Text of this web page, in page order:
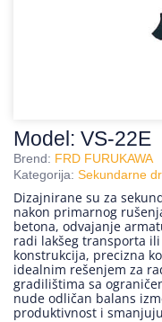
Model: VS-22E
Brend: FRD FURUKAWA
Kategorija: Sekundarne
Dizajnirane su za
nakon primarnog
betona, odvajanje
radi lakšeg transporta
konstrukcija, precizna
idealnim rešenjem za
gradilištima sa
nude odličan balans
produktivnost i